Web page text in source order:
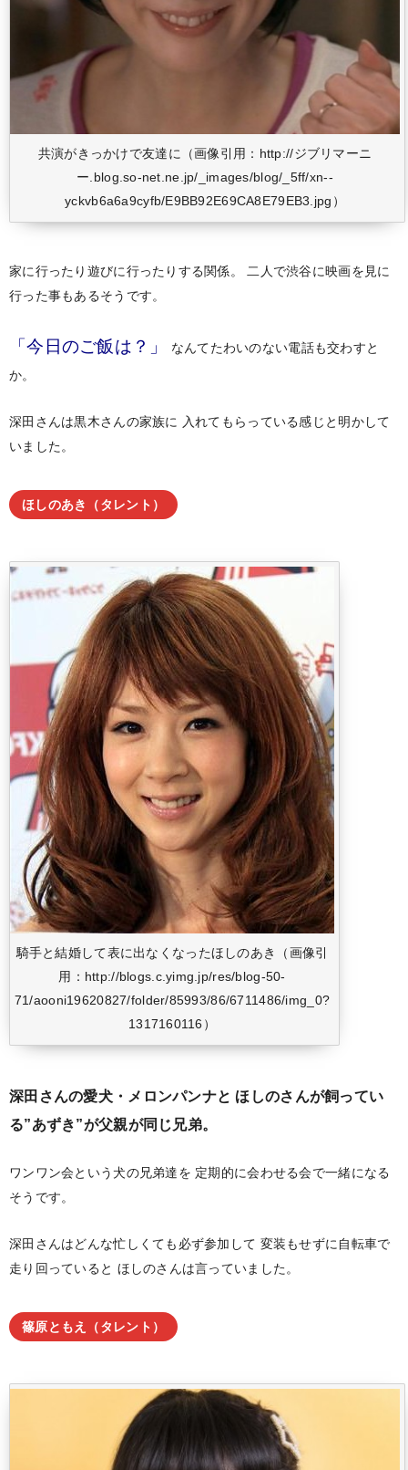
共演がきっかけで友達に（画像引用：http://ジブリマーニ
ー.blog.so-net.ne.jp/_images/blog/_5ff/xn--
yckvb6a6a9cyfb/E9BB92E69CA8E79EB3.jpg）
家に行ったり遊びに行ったりする関係。
二人で渋谷に映画を見に
行った事もあるそうです。
「今日のご飯は？」
なんてたわいのない電話も交わすと
か。
深田さんは黒木さんの家族に
入れてもらっている感じと明かして
いました。
ほしのあき（タレント）
騎手と結婚して表に出なくなったほしのあき（画像引
用：http://blogs.c.yimg.jp/res/blog-50-
71/aooni19620827/folder/85993/86/6711486/img_0?
1317160116）
深田さんの愛犬・メロンパンナと ほしのさんが飼ってい
る”あずき”が父親が同じ兄弟。
ワンワン会という犬の兄弟達を 定期的に会わせる会で一緒になる
そうです。
深田さんはどんな忙しくても必ず参加して 変装もせずに自転車で
走り回っていると ほしのさんは言っていました。
篠原ともえ（タレント）